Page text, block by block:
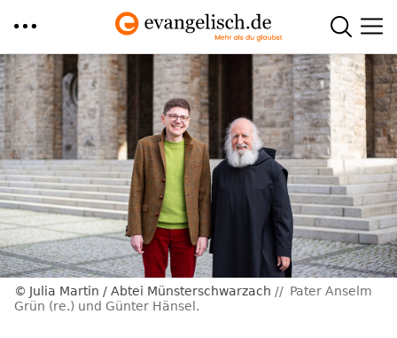
Direkt
zum
Inhalt
Julia Martin / Abtei Münsterschwarzach
Pater Anselm
Grün (re.) und Günter Hänsel.